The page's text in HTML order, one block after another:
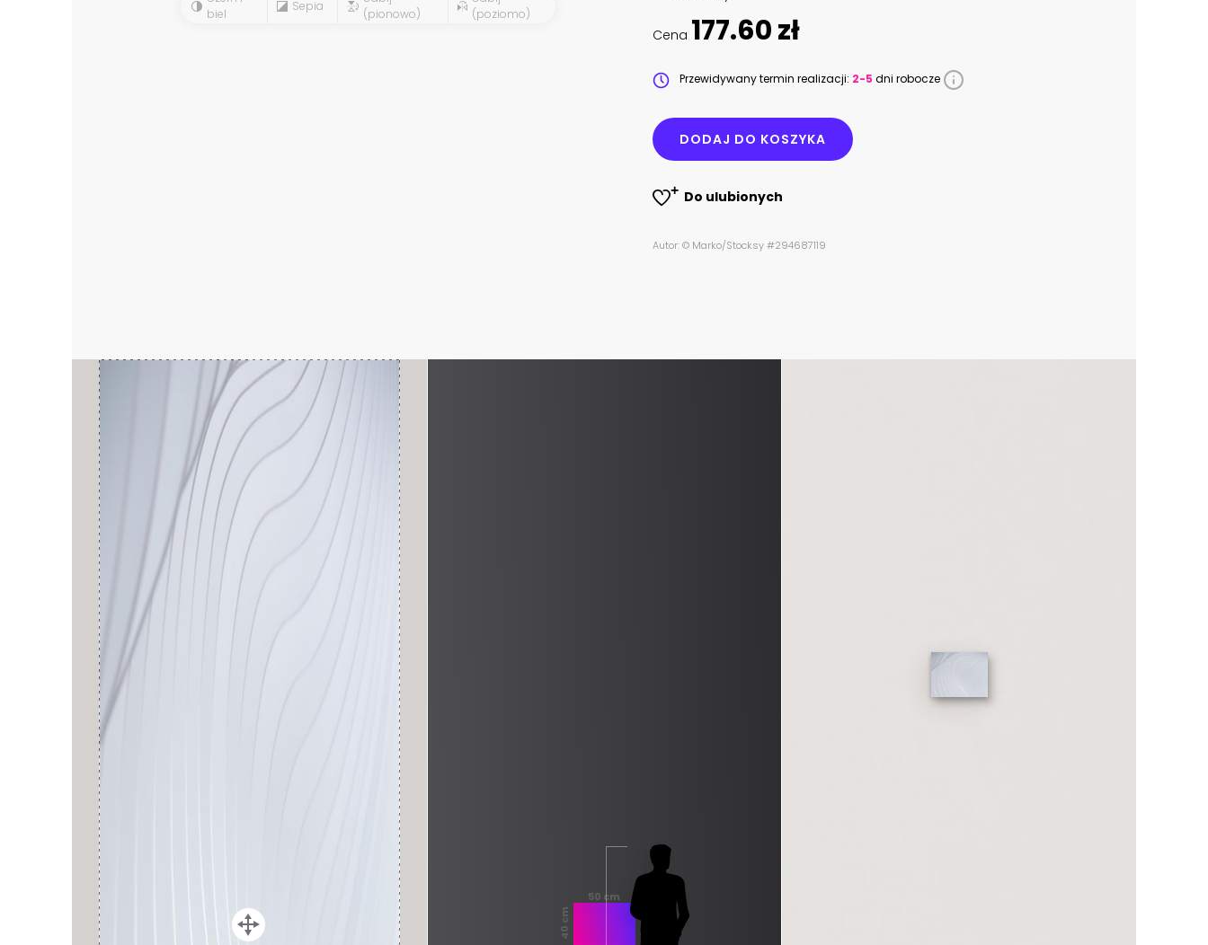
biel
Sepia
(pionowo)
(poziomo)
Cena 177.60 zł
Przewidywany termin realizacji: 2-5 dni robocze
DODAJ DO KOSZYKA
Do ulubionych
Autor: © Marko/Stocksy #294687119
50 cm
40 cm